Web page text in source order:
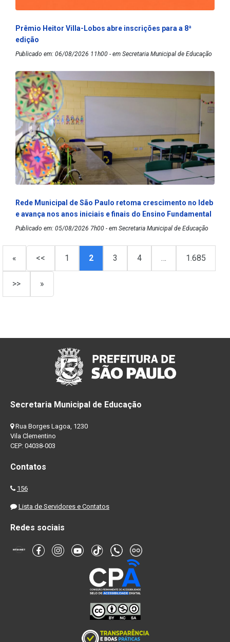
Prêmio Heitor Villa-Lobos abre inscrições para a 8ª
edição
Publicado em: 06/08/2026 11h00 - em Secretaria Municipal de Educação
Rede Municipal de São Paulo retoma crescimento no Ideb
e avança nos anos iniciais e finais do Ensino Fundamental
Publicado em: 05/08/2026 7h00 - em Secretaria Municipal de Educação
« << 1 2 3 4 … 1.685
>> »
Secretaria Municipal de Educação
Rua Borges Lagoa, 1230
Vila Clementino
CEP: 04038-003
Contatos
156
Lista de Servidores e Contatos
Redes sociais